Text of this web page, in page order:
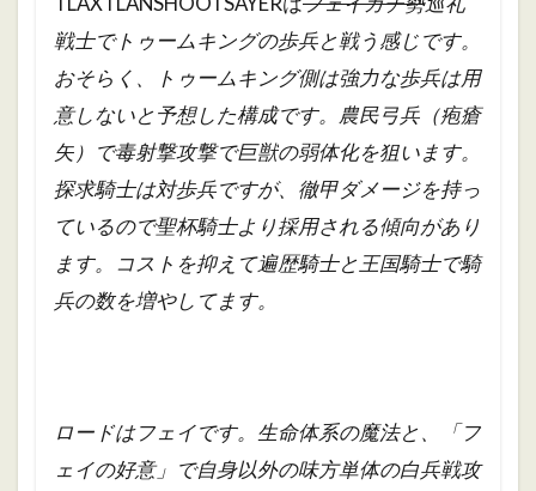
戦士でトゥームキングの歩兵と戦う感じです。
おそらく、トゥームキング側は強力な歩兵は用
意しないと予想した構成です。農民弓兵（疱瘡
矢）で毒射撃攻撃で巨獣の弱体化を狙います。
探求騎士は対歩兵ですが、徹甲ダメージを持っ
ているので聖杯騎士より採用される傾向があり
ます。コストを抑えて遍歴騎士と王国騎士で騎
兵の数を増やしてます。
ロードはフェイです。生命体系の魔法と、「フ
ェイの好意」で自身以外の味方単体の白兵戦攻